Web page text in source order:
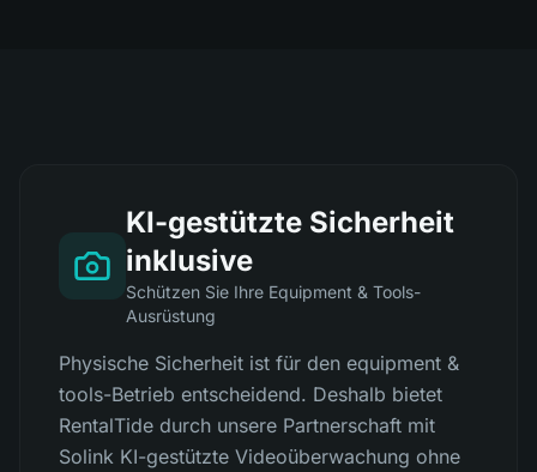
KI-gestützte Sicherheit
inklusive
Schützen Sie Ihre Equipment & Tools-
Ausrüstung
Physische Sicherheit ist für den equipment &
tools-Betrieb entscheidend. Deshalb bietet
RentalTide durch unsere Partnerschaft mit
Solink KI-gestützte Videoüberwachung ohne